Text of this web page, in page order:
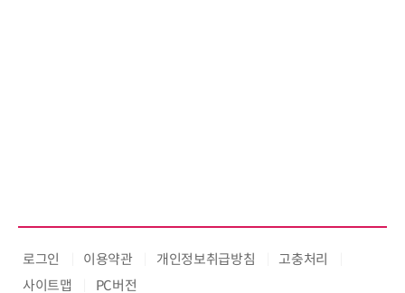
로그인 이용약관 개인정보취급방침
고충처리
사이트맵
PC버전